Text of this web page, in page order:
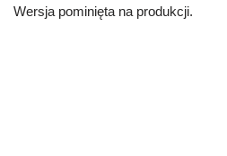
Wersja pominięta na produkcji.